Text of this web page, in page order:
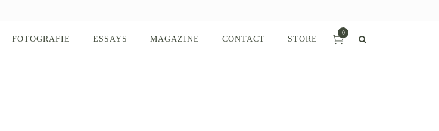
0
FOTOGRAFIE ESSAYS MAGAZINE CONTACT STORE